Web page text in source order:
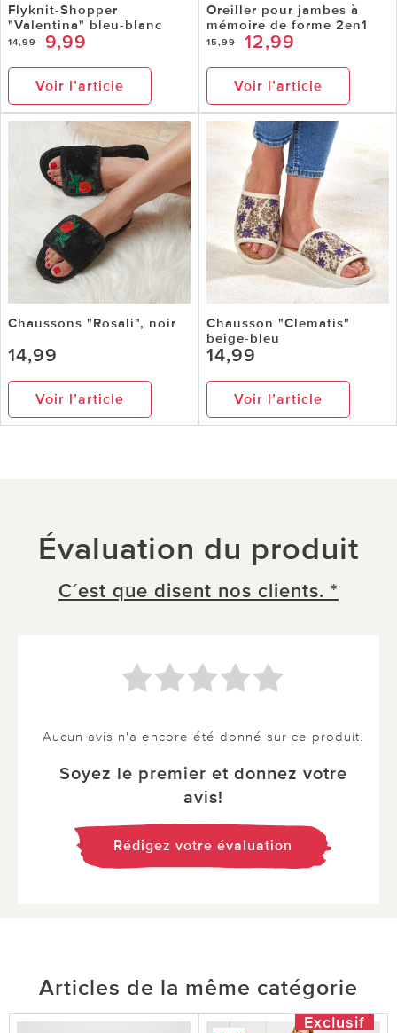
Flyknit-Shopper
"Valentina" bleu-blanc
14,99 9,99
Voir l’article
Oreiller pour jambes à
mémoire de forme 2en1
15,99 12,99
Voir l’article
Chaussons "Rosali", noir
14,99
Voir l’article
Chausson "Clematis"
beige-bleu
14,99
Voir l’article
Évaluation du produit
C´est que disent nos clients. *
Aucun avis n'a encore été donné sur ce produit.
Soyez le premier et donnez votre
avis!
Rédigez votre évaluation
Articles de la même catégorie
Exclusif